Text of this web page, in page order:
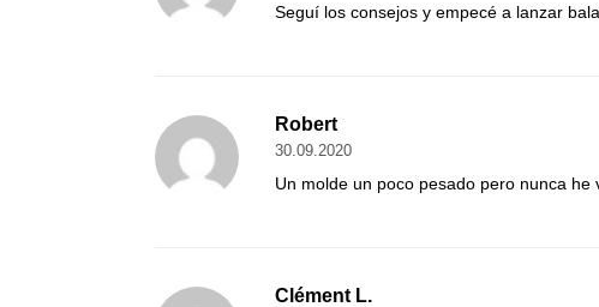
Seguí los consejos y empecé a lanzar
Robert
30.09.2020
Un molde un poco pesado pero nunca
Clément L.